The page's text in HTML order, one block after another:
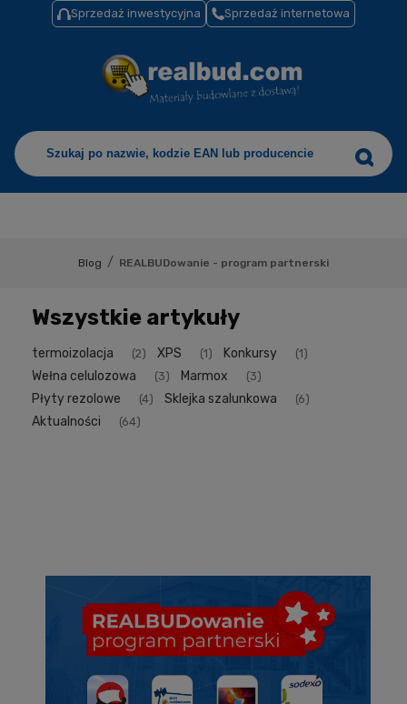
Sprzedaż inwestycyjna Sprzedaż internetowa
Blog / REALBUDowanie - program partnerski
Wszystkie artykuły
termoizolacja (2) XPS (1) Konkursy (1)
Wełna celulozowa (3) Marmox (3)
Płyty rezolowe (4) Sklejka szalunkowa (6)
Aktualności (64)